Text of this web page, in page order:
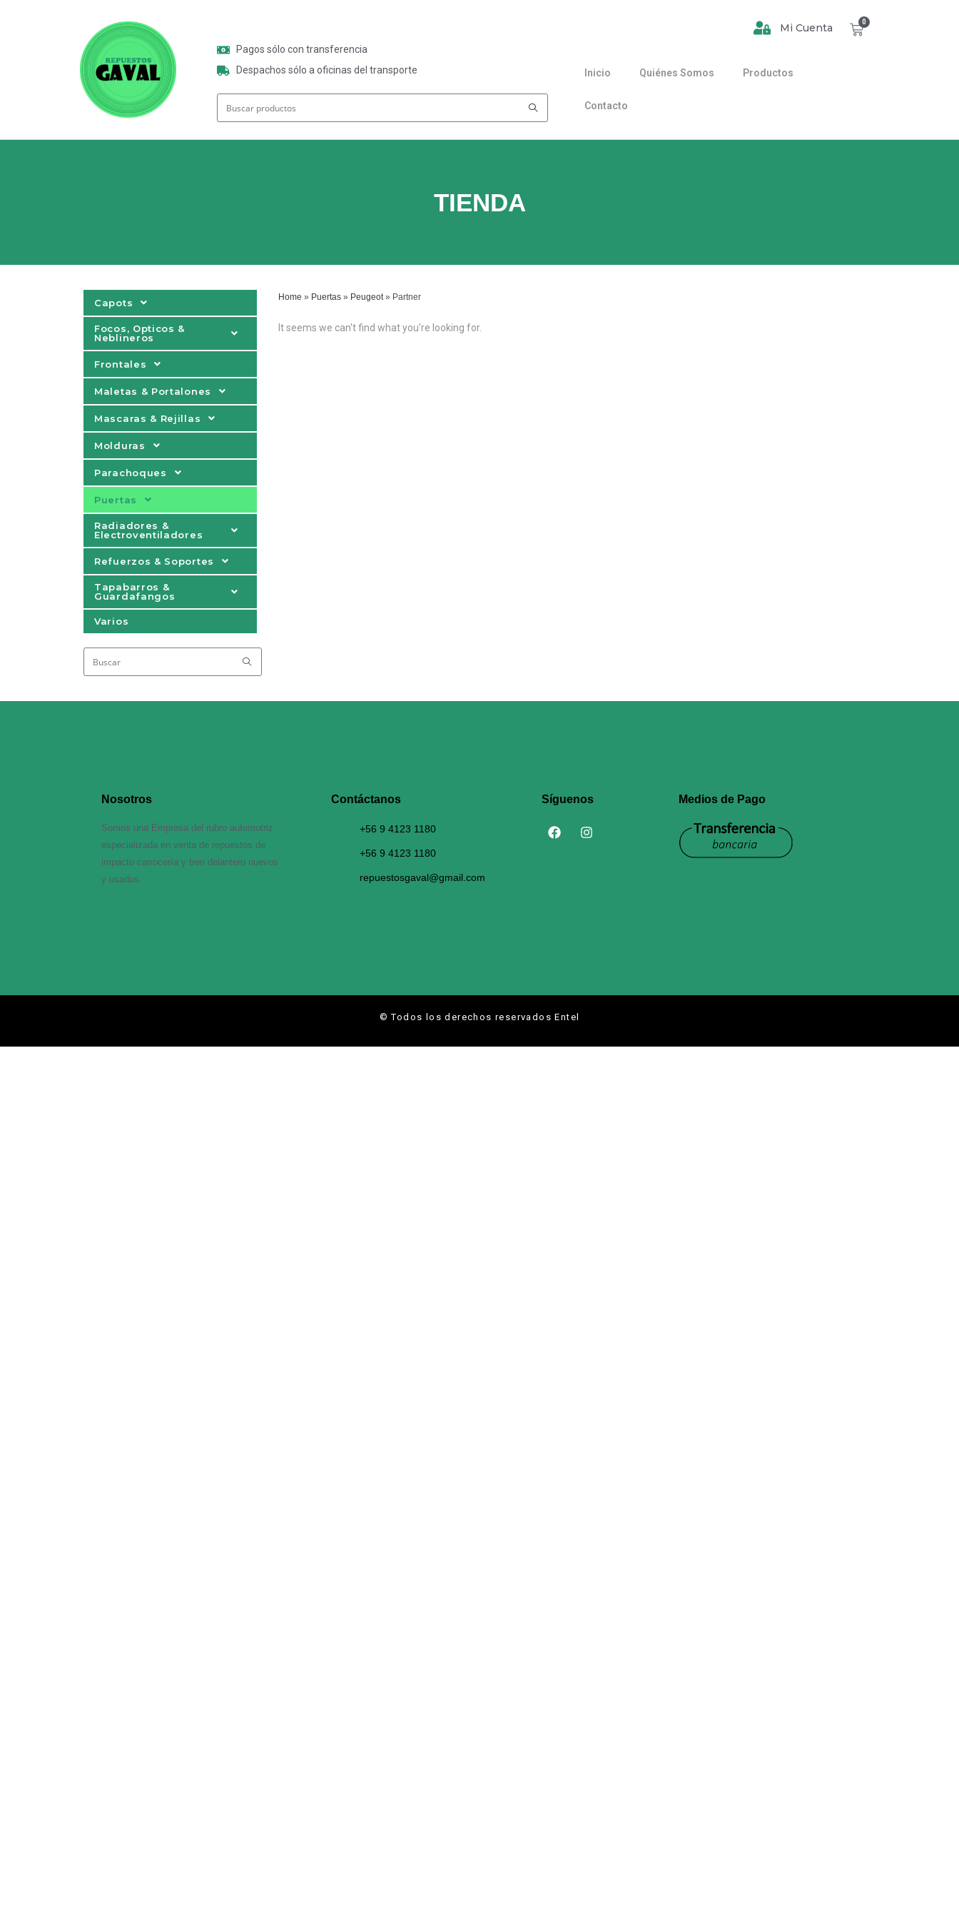
Pagos sólo con transferencia
Despachos sólo a oficinas del transporte
Mi Cuenta 0
Inicio Quiénes Somos Productos
Contacto
TIENDA
Capots
Focos, Opticos &
Neblineros
Frontales
Maletas & Portalones
Mascaras & Rejillas
Molduras
Parachoques
Puertas
Radiadores &
Electroventiladores
Refuerzos & Soportes
Tapabarros &
Guardafangos
Varios
Home » Puertas» Peugeot» Partner
It seems we can't find what you're looking for.
Nosotros
Somos una Empresa del rubro automotriz
especializada en venta de repuestos de
impacto carrocería y tren delantero nuevos
y usados.
Contáctanos​
+56 9 4123 1180
+56 9 4123 1180
repuestosgaval@gmail.com
Síguenos Medios de Pago
© Todos los derechos reservados Entel